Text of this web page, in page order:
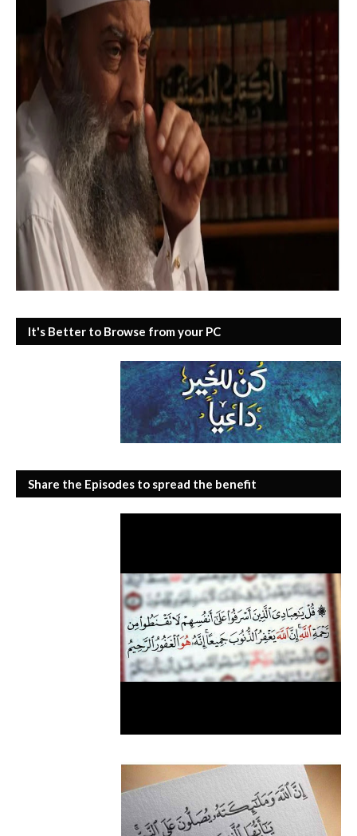
It's Better to Browse from your PC
Share the Episodes to spread the benefit